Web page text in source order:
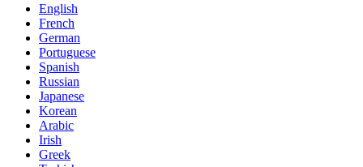
English
French
German
Portuguese
Spanish
Russian
Japanese
Korean
Arabic
Irish
Greek